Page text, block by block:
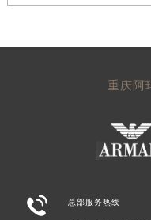
重庆阿
 总部服务热线